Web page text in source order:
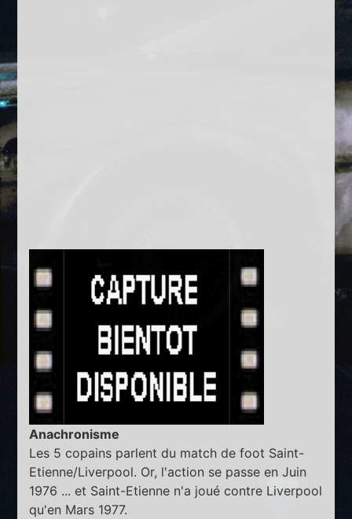
Anachronisme
Les 5 copains parlent du match de foot Saint-
Etienne/Liverpool. Or, l'action se passe en Juin
1976 ... et Saint-Etienne n'a joué contre Liverpool
qu'en Mars 1977.